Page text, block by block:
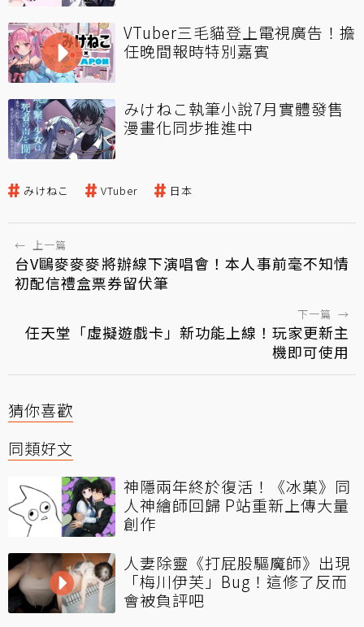
VTuber三毛貓登上電視廣告！擔
任晚間報時特別嘉賓
みけねこ執筆小說7月實體發售
漫畫化同步推進中
みけねこ VTuber 日本
← 上一篇
台V鷗麥麥麥將辦線下演唱會！本人事前毫不知情
初配信禮盒票券留伏筆
下一篇 →
任天堂「虛擬遊戲卡」新功能上線！玩家更新主
機即可使用
猜你喜歡
同類好文
神隱兩年終於復活！《冰菓》同
人神繪師回歸 P站重新上傳大量
創作
人妻除靈《打屁股驅魔師》出現
「梅川伊芙」Bug！這修了反而
會被負評吧